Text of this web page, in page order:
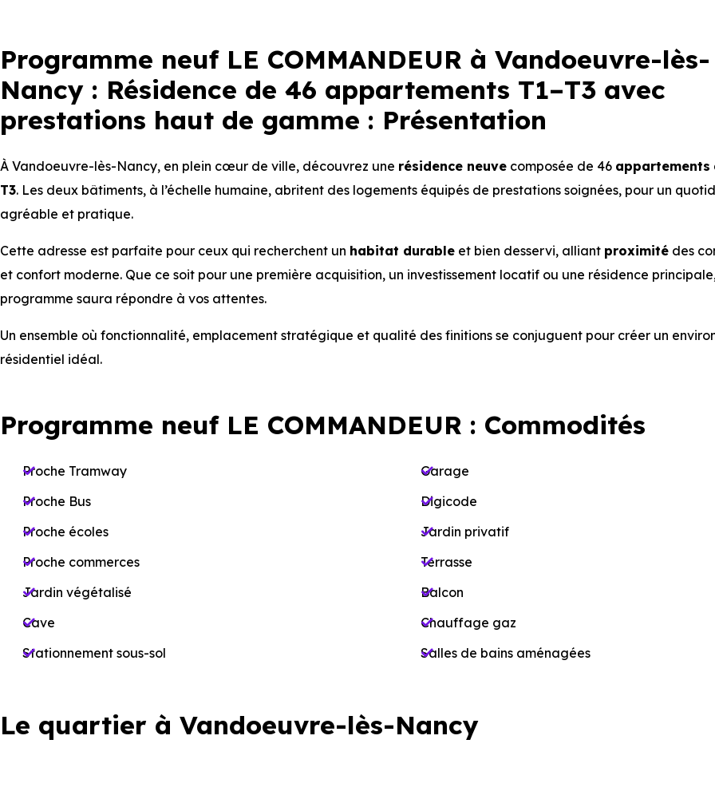
Programme neuf LE COMMANDEUR à Vandoeuvre-lès-
Nancy : Résidence de 46 appartements T1–T3 avec
prestations haut de gamme : Présentation
À Vandoeuvre-lès-Nancy, en plein cœur de ville, découvrez une résidence neuve composée de 46 appartements
T3. Les deux bâtiments, à l’échelle humaine, abritent des logements équipés de prestations soignées, pour un
agréable et pratique.
Cette adresse est parfaite pour ceux qui recherchent un habitat durable et bien desservi, alliant proximité des
et confort moderne. Que ce soit pour une première acquisition, un investissement locatif ou une résidence
programme saura répondre à vos attentes.
Un ensemble où fonctionnalité, emplacement stratégique et qualité des finitions se conjuguent pour créer un
résidentiel idéal.
Programme neuf LE COMMANDEUR : Commodités
Proche Tramway
Proche Bus
Proche écoles
Proche commerces
Jardin végétalisé
Cave
Stationnement sous-sol
Garage
Digicode
Jardin privatif
Terrasse
Balcon
Chauffage gaz
Salles de bains aménagées
Le quartier à Vandoeuvre-lès-Nancy